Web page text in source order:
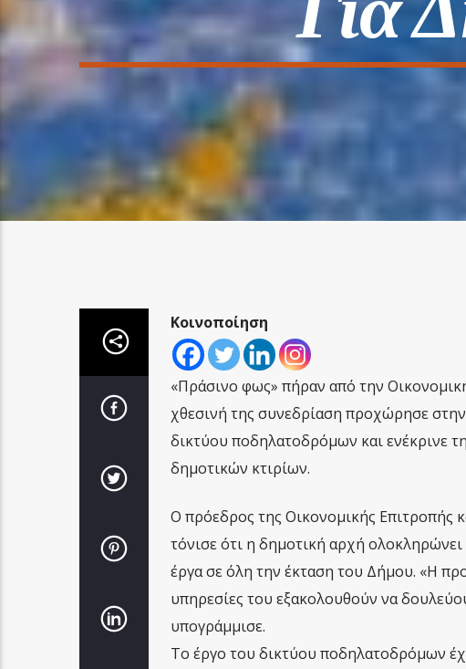
Κοινοποίηση
«Πράσινο φως» πήραν από την
χθεσινή της συνεδρίαση προχώρησε
δικτύου ποδηλατοδρόμων και ενέκρινε
δημοτικών κτιρίων.
Ο πρόεδρος της Οικονομικής Επιτροπής
τόνισε ότι η δημοτική αρχή
έργα σε όλη την έκταση του Δήμου. «Η
υπηρεσίες του εξακολουθούν να
υπογράμμισε.
Το έργο του δικτύου ποδηλατοδρόμων